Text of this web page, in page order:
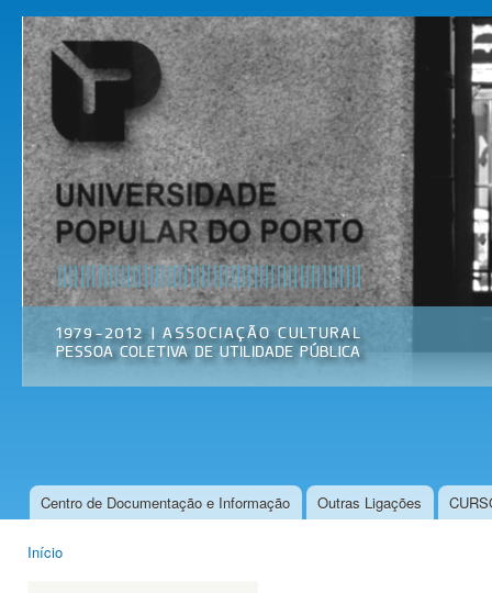
Universidade
Popular do
Porto
Associação
Cultural
Menu principal
Centro de Documentação e Informação Outras Ligações
Início